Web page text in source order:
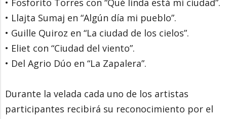
• Llajta Sumaj en “Algún día mi pueblo”.
• Guille Quiroz en “La ciudad de los cielos”.
• Eliet con “Ciudad del viento”.
• Del Agrio Dúo en “La Zapalera”.
Durante la velada cada uno de los artistas
participantes recibirá su reconocimiento por el